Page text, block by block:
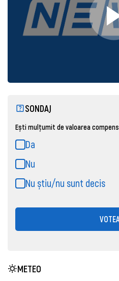
SONDAJ
Ești mulțumit de valoarea
Da
Nu
Nu știu/nu sunt decis
METEO